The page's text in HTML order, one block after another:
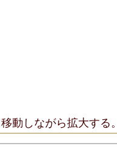
動しながら拡大する。